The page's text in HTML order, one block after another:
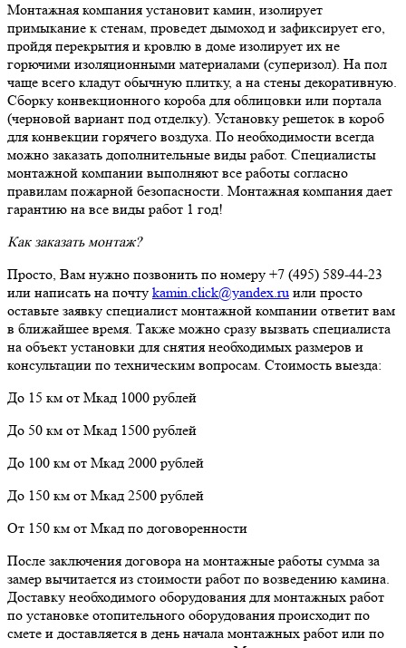
Монтажная компания установит камин, изолирует
примыкание к стенам, проведет дымоход и зафиксирует его,
пройдя перекрытия и кровлю в доме изолирует их не
горючими изоляционными материалами (суперизол). На пол
чаще всего кладут обычную плитку, а на стены декоративную.
Сборку конвекционного короба для облицовки или портала
(черновой вариант под отделку). Установку решеток в короб
для конвекции горячего воздуха. По необходимости всегда
можно заказать дополнительные виды работ. Специалисты
монтажной компании выполняют все работы согласно
правилам пожарной безопасности. Монтажная компания дает
гарантию на все виды работ 1 год!
Как заказать монтаж?
Просто, Вам нужно позвонить по номеру +7 (495) 589-44-23
или написать на почту kamin.click@yandex.ru или просто
оставьте заявку специалист монтажной компании ответит вам
в ближайшее время. Также можно сразу вызвать специалиста
на объект установки для снятия необходимых размеров и
консультации по техническим вопросам. Стоимость выезда:
До 15 км от Мкад 1000 рублей
До 50 км от Мкад 1500 рублей
До 100 км от Мкад 2000 рублей
До 150 км от Мкад 2500 рублей
От 150 км от Мкад по договоренности
После заключения договора на монтажные работы сумма за
замер вычитается из стоимости работ по возведению камина.
Доставку необходимого оборудования для монтажных работ
по установке отопительного оборудования происходит по
смете и доставляется в день начала монтажных работ или по